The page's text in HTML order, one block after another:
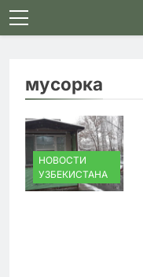
Skip
to
мусорка
НОВОСТИ
УЗБЕКИСТАНА